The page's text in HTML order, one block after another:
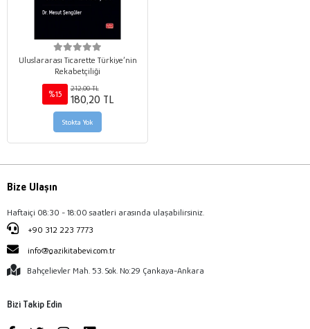
Uluslararası Ticarette Türkiye’nin
Rekabetçiliği
%15
212,00 TL
180,20 TL
Stokta Yok
Bize Ulaşın
Haftaiçi 08:30 - 18:00 saatleri arasında ulaşabilirsiniz.
+90 312 223 7773
info@gazikitabevi.com.tr
Bahçelievler Mah. 53. Sok. No:29 Çankaya-Ankara
Bizi Takip Edin